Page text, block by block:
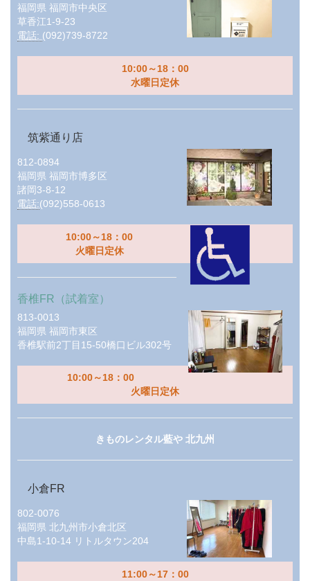
福岡県 福岡市中央区
草香江1-9-23
電話: (092)739-8722
10:00～18：00
水曜日定休
筑紫通り店
812-0894
福岡県 福岡市博多区
諸岡3-8-12
電話:(092)558-0613
10:00～18：00
火曜日定休
香椎FR（試着室）
813-0013
福岡県 福岡市東区
香椎駅前2丁目15-50橋口ビル302号
10:00～18：00
火曜日定休
きものレンタル藍や 北九州
小倉FR
802-0076
福岡県 北九州市小倉北区
中島1-10-14 リトルタウン204
11:00～17：00